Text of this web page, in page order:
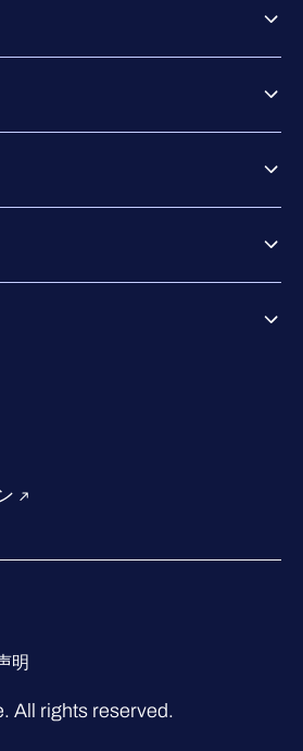
& Response
ためのサービス
／お客様の声
明
All rights reserved.